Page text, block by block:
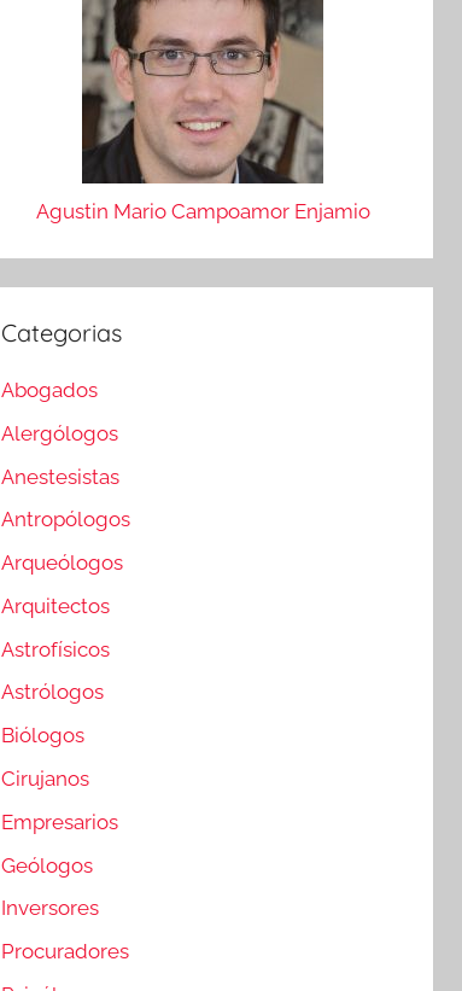
Agustin Mario Campoamor Enjamio
Categorias
Abogados
Alergólogos
Anestesistas
Antropólogos
Arqueólogos
Arquitectos
Astrofísicos
Astrólogos
Biólogos
Cirujanos
Empresarios
Geólogos
Inversores
Procuradores